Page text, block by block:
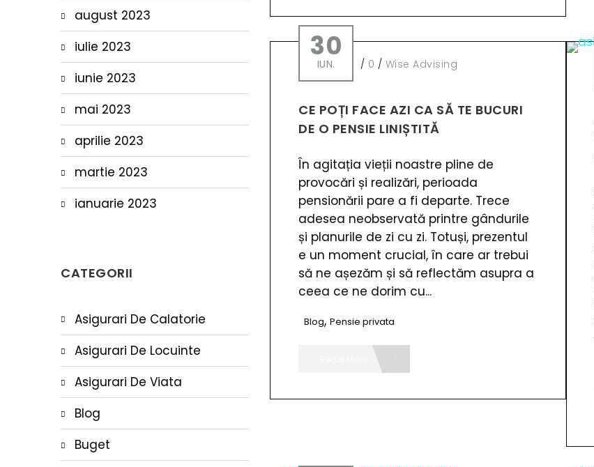
30
IUN. / 0 / Wise Advising
CE POȚI FACE AZI CA SĂ TE BUCURI
DE O PENSIE LINIȘTITĂ
În agitația vieții noastre pline de
provocări și realizări, perioada
pensionării pare a fi departe. Trece
adesea neobservată printre gândurile
și planurile de zi cu zi. Totuși, prezentul
e un moment crucial, în care ar trebui
să ne așezăm și să reflectăm asupra a
ceea ce ne dorim cu...
Blog, Pensie privata
august 2023
iulie 2023
iunie 2023
mai 2023
aprilie 2023
martie 2023
ianuarie 2023
CATEGORII
Asigurari De Calatorie
Asigurari De Locuinte
Asigurari De Viata
Blog
Buget